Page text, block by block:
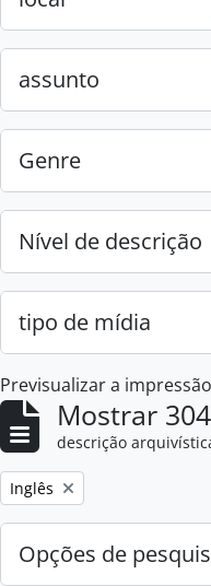
assunto
Genre
Nível de descrição
tipo de mídia
Previsualizar a impressão
Mostrar
descrição
Remove filter:
Inglês
Opções de